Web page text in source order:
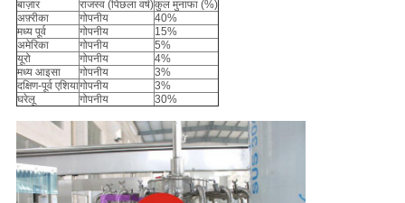
बाज़ार राजस्व (पिछला वर्ष)कुल मुनाफा (%)
अफ़्रीका
गोपनीय
40%
मध्य पूर्व
गोपनीय
15%
अमेरिका
गोपनीय
5%
यूरो
गोपनीय
4%
मध्य आइसा
गोपनीय
3%
दक्षिण-पूर्व एशियागोपनीय
3%
घरेलू
गोपनीय 30%